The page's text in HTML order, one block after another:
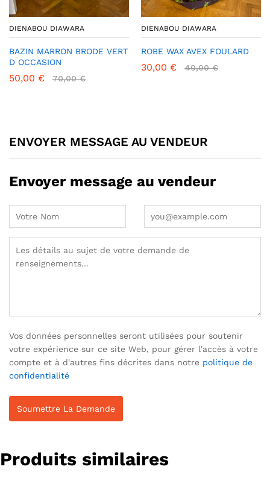
DIENABOU DIAWARA
BAZIN MARRON BRODE VERT
D OCCASION
50,00 € 70,00€
DIENABOU DIAWARA
ROBE WAX AVEX FOULARD
30,00 € 40,00€
ENVOYER MESSAGE AU VENDEUR
Envoyer message au vendeur
Vos données personnelles seront utilisées pour soutenir
votre expérience sur ce site Web, pour gérer l'accès à votre
compte et à d'autres fins décrites dans notre politique de
confidentialité
Produits similaires